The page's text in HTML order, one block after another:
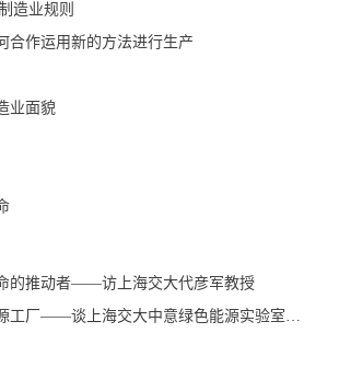
造业规则
合作运用新的方法进行生产
业面貌
的推动者——访上海交大代彦军教授
把建筑变为能源工厂——谈上海交大中意绿色能源实验室能源技术